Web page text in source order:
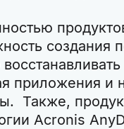
создания
приложения и
Также,
Acronis